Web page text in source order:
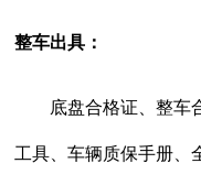
整车出具：
底盘合格证、整车
工具、车辆质保手册、